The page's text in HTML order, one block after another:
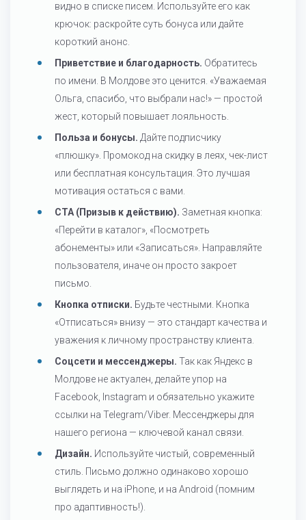
видно в списке писем. Используйте его как
крючок: раскройте суть бонуса или дайте
короткий анонс.
Приветствие и благодарность. Обратитесь
по имени. В Молдове это ценится. «Уважаемая
Ольга, спасибо, что выбрали нас!» — простой
жест, который повышает лояльность.
Польза и бонусы. Дайте подписчику
«плюшку». Промокод на скидку в леях, чек-лист
или бесплатная консультация. Это лучшая
мотивация остаться с вами.
CTA (Призыв к действию). Заметная кнопка:
«Перейти в каталог», «Посмотреть
абонементы» или «Записаться». Направляйте
пользователя, иначе он просто закроет
письмо.
Кнопка отписки. Будьте честными. Кнопка
«Отписаться» внизу — это стандарт качества и
уважения к личному пространству клиента.
Соцсети и мессенджеры. Так как Яндекс в
Молдове не актуален, делайте упор на
Facebook, Instagram и обязательно укажите
ссылки на Telegram/Viber. Мессенджеры для
нашего региона — ключевой канал связи.
Дизайн. Используйте чистый, современный
стиль. Письмо должно одинаково хорошо
выглядеть и на iPhone, и на Android (помним
про адаптивность!).